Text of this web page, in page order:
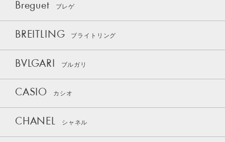
Breguet ブレゲ
BREITLING ブライトリング
BVLGARI ブルガリ
CASIO カシオ
CHANEL シャネル